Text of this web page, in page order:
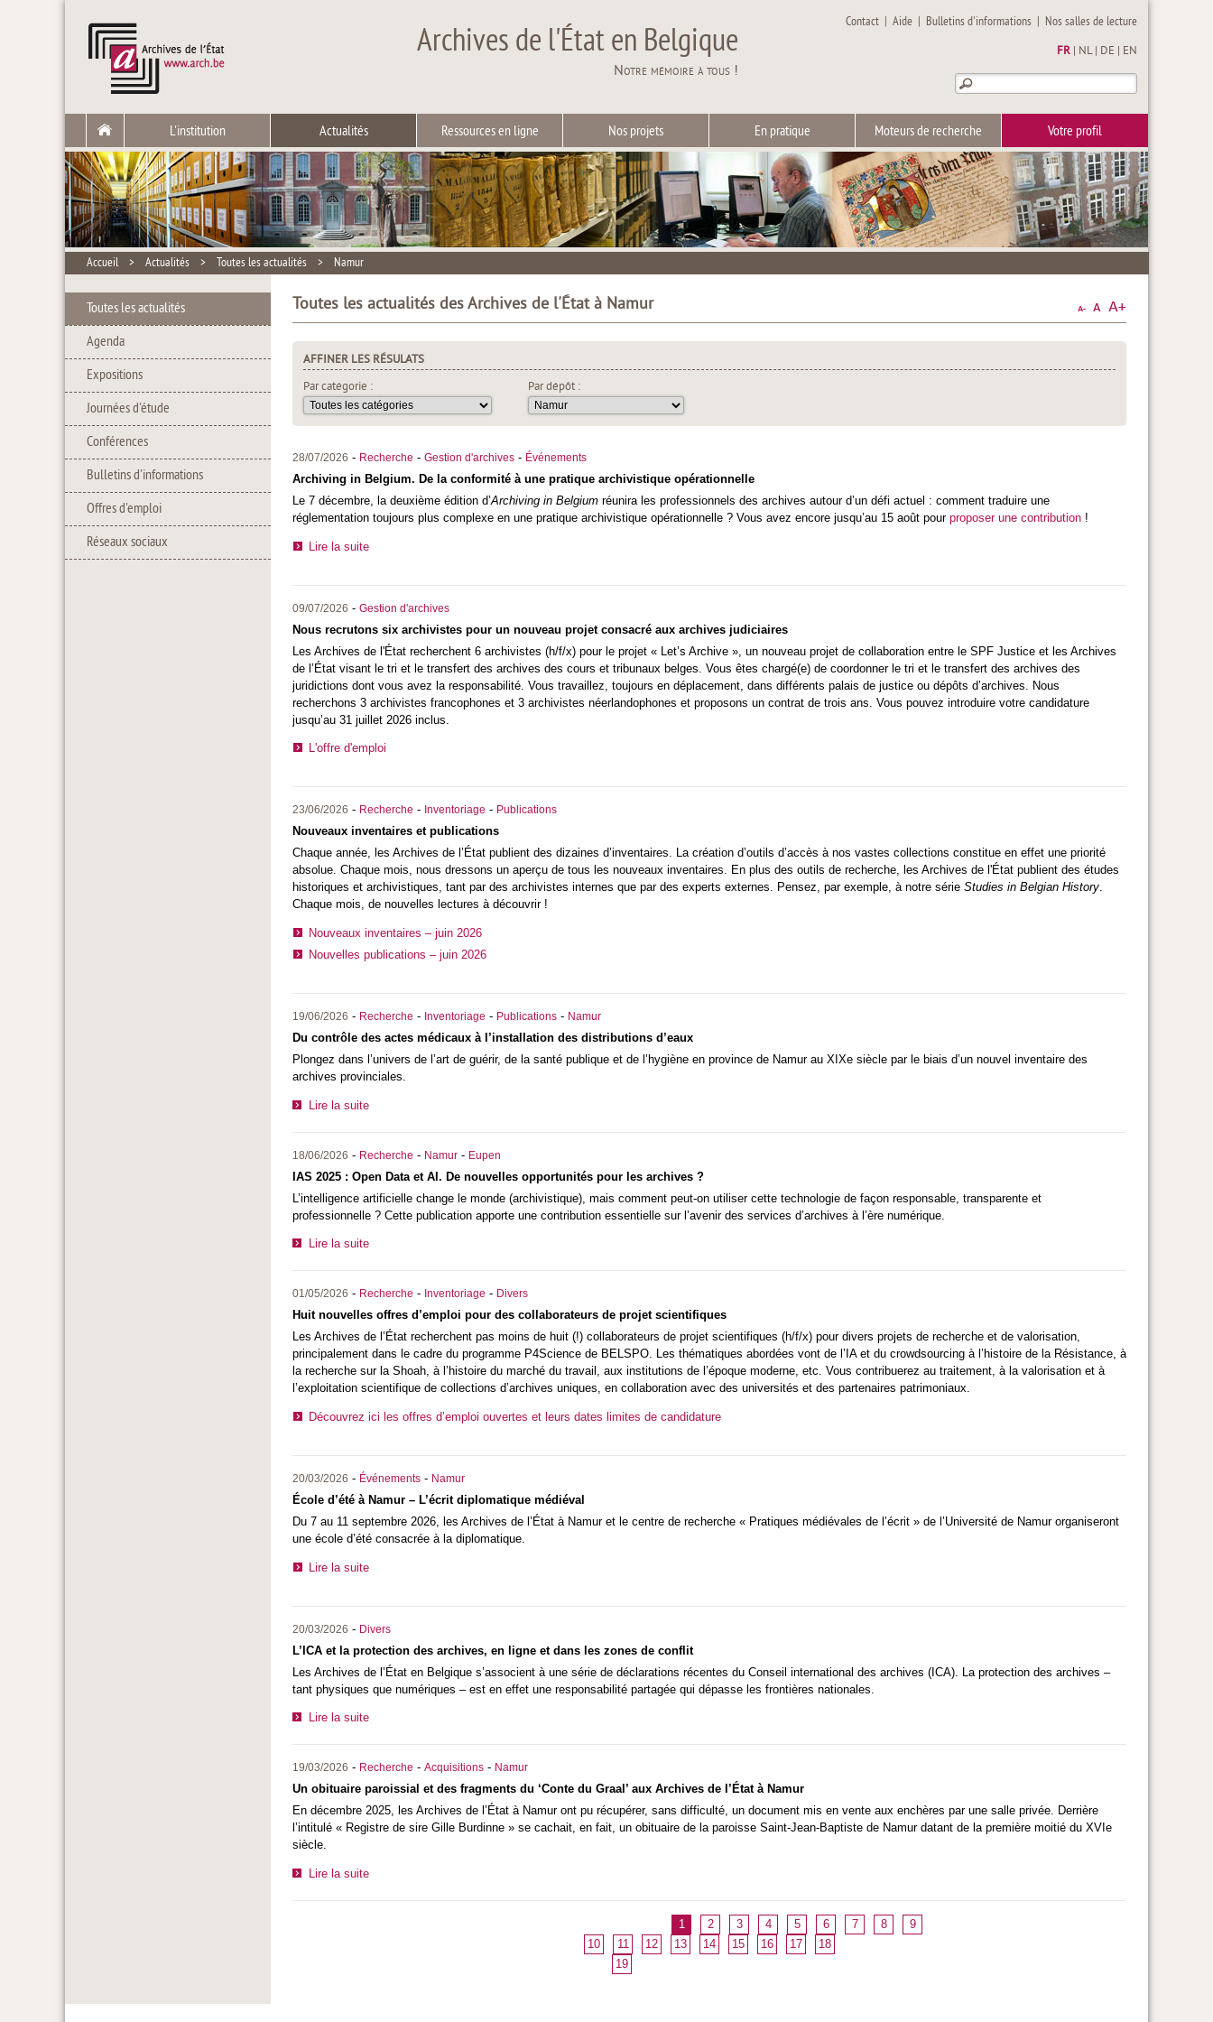
Archives de l'État en Belgique
Notre mémoire à tous !
Contact |Aide | Bulletins d'informations | Nos salles de lecture
FR NL| DE EN
L'institution Actualités Ressources en ligne Nos projets En pratique Moteurs de recherche Votre profil
Accueil > Actualités > Toutes les actualités > Namur
Toutes les actualités
Agenda
Expositions
Journées d'étude
Conférences
Bulletins d'informations
Offres d'emploi
Réseaux sociaux
Toutes les actualités des Archives de l'État à Namur
AFFINER LES RÉSULATS
Par catégorie :
Par dépôt :
28/07/2026 - Recherche - Gestion d'archives - Événements
Archiving in Belgium. De la conformité à une pratique archivistique opérationnelle
Le 7 décembre, la deuxième édition d’Archiving in Belgium réunira les professionnels des archives autour d’un défi actuel : comment traduire une
réglementation toujours plus complexe en une pratique archivistique opérationnelle ? Vous avez encore jusqu’au 15 août pour proposer une contribution !
Lire la suite
09/07/2026 - Gestion d'archives
Nous recrutons six archivistes pour un nouveau projet consacré aux archives judiciaires
Les Archives de l'État recherchent 6 archivistes (h/f/x) pour le projet « Let’s Archive », un nouveau projet de collaboration entre le SPF Justice et les Archives
de l’État visant le tri et le transfert des archives des cours et tribunaux belges. Vous êtes chargé(e) de coordonner le tri et le transfert des archives des
juridictions dont vous avez la responsabilité. Vous travaillez, toujours en déplacement, dans différents palais de justice ou dépôts d’archives. Nous
recherchons 3 archivistes francophones et 3 archivistes néerlandophones et proposons un contrat de trois ans. Vous pouvez introduire votre candidature
jusqu’au 31 juillet 2026 inclus.
L'offre d'emploi
23/06/2026 - Recherche - Inventoriage - Publications
Nouveaux inventaires et publications
Chaque année, les Archives de l’État publient des dizaines d’inventaires. La création d’outils d’accès à nos vastes collections constitue en effet une priorité
absolue. Chaque mois, nous dressons un aperçu de tous les nouveaux inventaires. En plus des outils de recherche, les Archives de l'État publient des études
historiques et archivistiques, tant par des archivistes internes que par des experts externes. Pensez, par exemple, à notre série Studies in Belgian History.
Chaque mois, de nouvelles lectures à découvrir !
Nouveaux inventaires – juin 2026
Nouvelles publications – juin 2026
19/06/2026 - Recherche - Inventoriage - Publications - Namur
Du contrôle des actes médicaux à l’installation des distributions d’eaux
Plongez dans l’univers de l’art de guérir, de la santé publique et de l’hygiène en province de Namur au XIXe siècle par le biais d’un nouvel inventaire des
archives provinciales.
Lire la suite
18/06/2026 - Recherche - Namur - Eupen
IAS 2025 : Open Data et AI. De nouvelles opportunités pour les archives ?
L’intelligence artificielle change le monde (archivistique), mais comment peut-on utiliser cette technologie de façon responsable, transparente et
professionnelle ? Cette publication apporte une contribution essentielle sur l’avenir des services d’archives à l’ère numérique.
Lire la suite
01/05/2026 - Recherche - Inventoriage - Divers
Huit nouvelles offres d’emploi pour des collaborateurs de projet scientifiques
Les Archives de l’État recherchent pas moins de huit (!) collaborateurs de projet scientifiques (h/f/x) pour divers projets de recherche et de valorisation,
principalement dans le cadre du programme P4Science de BELSPO. Les thématiques abordées vont de l’IA et du crowdsourcing à l’histoire de la Résistance, à
la recherche sur la Shoah, à l’histoire du marché du travail, aux institutions de l’époque moderne, etc. Vous contribuerez au traitement, à la valorisation et à
l’exploitation scientifique de collections d’archives uniques, en collaboration avec des universités et des partenaires patrimoniaux.
Découvrez ici les offres d’emploi ouvertes et leurs dates limites de candidature
20/03/2026 - Événements - Namur
École d’été à Namur – L’écrit diplomatique médiéval
Du 7 au 11 septembre 2026, les Archives de l’État à Namur et le centre de recherche « Pratiques médiévales de l’écrit » de l’Université de Namur organiseront
une école d’été consacrée à la diplomatique.
Lire la suite
20/03/2026 - Divers
L’ICA et la protection des archives, en ligne et dans les zones de conflit
Les Archives de l’État en Belgique s’associent à une série de déclarations récentes du Conseil international des archives (ICA). La protection des archives –
tant physiques que numériques – est en effet une responsabilité partagée qui dépasse les frontières nationales.
Lire la suite
19/03/2026 - Recherche - Acquisitions - Namur
Un obituaire paroissial et des fragments du ‘Conte du Graal’ aux Archives de l’État à Namur
En décembre 2025, les Archives de l’État à Namur ont pu récupérer, sans difficulté, un document mis en vente aux enchères par une salle privée. Derrière
l’intitulé « Registre de sire Gille Burdinne » se cachait, en fait, un obituaire de la paroisse Saint-Jean-Baptiste de Namur datant de la première moitié du XVIe
siècle.
Lire la suite
1 2 3 4 5 6 7 8
9
10
11 12 13 14 15 16 17
18
19